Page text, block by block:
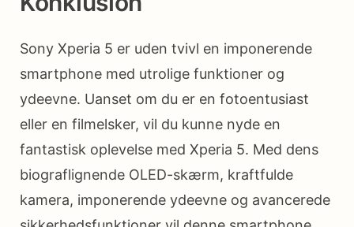
Sony Xperia 5 er uden tvivl en imponerende
smartphone med utrolige funktioner og
ydeevne. Uanset om du er en fotoentusiast
eller en filmelsker, vil du kunne nyde en
fantastisk oplevelse med Xperia 5. Med dens
biograflignende OLED-skærm, kraftfulde
kamera, imponerende ydeevne og avancerede